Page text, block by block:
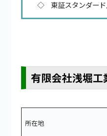
◇ 東証スタンダー
有限会社浅堀工
所在地